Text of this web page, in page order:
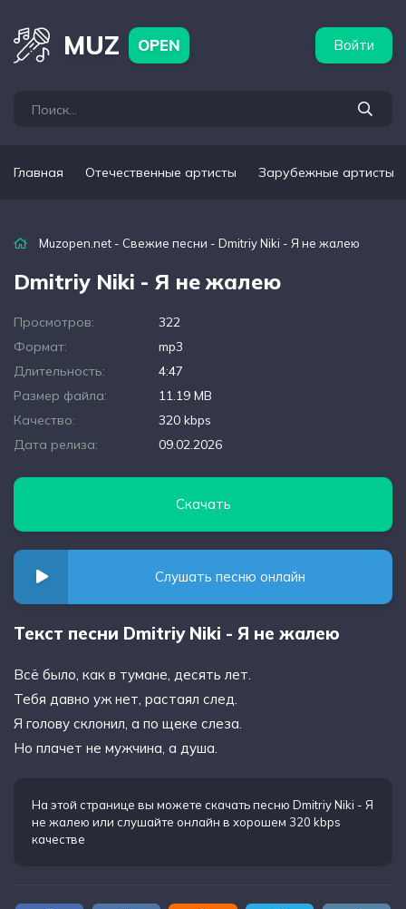
MUZ OPEN Войти
Главная Отечественные артисты Зарубежные артисты
Muzopen.net - Свежие песни - Dmitriy Niki - Я не жалею
Dmitriy Niki - Я не жалею
Просмотров:
322
Формат:
mp3
Длительность:
4:47
Размер файла:
11.19 MB
Качество:
320 kbps
Дата релиза:
09.02.2026
Скачать
Слушать песню онлайн
Текст песни Dmitriy Niki - Я не жалею
Всё было, как в тумане, десять лет.
Тебя давно уж нет, растаял след.
Я голову склонил, а по щеке слеза.
Но плачет не мужчина, а душа.
На этой странице вы можете скачать песню Dmitriy Niki - Я
не жалею или слушайте онлайн в хорошем 320 kbps
качестве
артисты Популярные подборки